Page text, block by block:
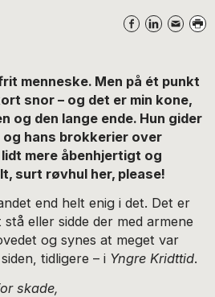
menneske. Men på ét punkt
snor – og det er min kone,
og den lange ende. Hun gider
og hans brokkerier over
mere åbenhjertigt og
surt røvhul her, please!
end helt enig i det. Det er
eller sidde der med armene
og synes at meget var
tidligere – i Yngre Kridttid.
skade,